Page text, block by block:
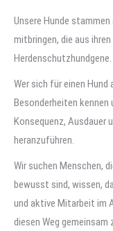
Unsere Hunde
mitbringen, die aus
Herdenschutzhundgene.
Wer sich für einen
Besonderheiten kennen
Konsequenz, Ausdauer
heranzuführen.
Wir suchen Menschen,
bewusst sind, wissen,
und aktive Mitarbeit im
diesen Weg gemeinsam